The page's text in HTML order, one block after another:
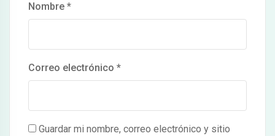
Nombre *
Correo electrónico *
Guardar mi nombre, correo electrónico y sitio